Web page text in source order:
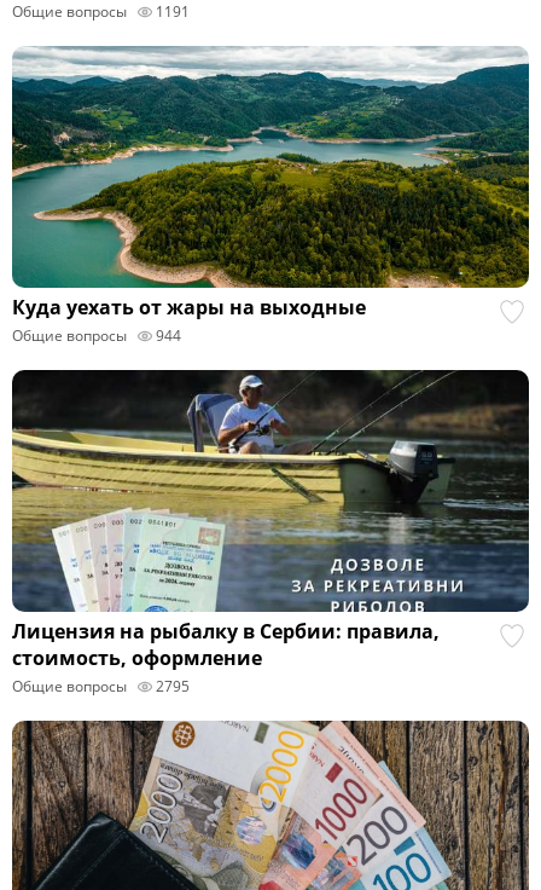
Общие вопросы 1191
Куда уехать от жары на выходные
Общие вопросы 944
Лицензия на рыбалку в Сербии: правила,
стоимость, оформление
Общие вопросы 2795